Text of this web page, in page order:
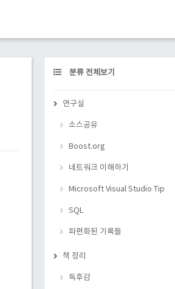
CATEGORY
분류 전체보기
연구실
소스공유
Boost.org
네트워크 이해하기
Microsoft Visual Studio Tip
SQL
파편화된 기록들
책 정리
독후감